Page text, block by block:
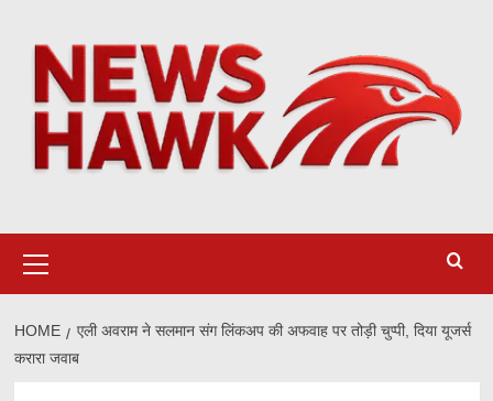
content
Menu
HOME
एली अवराम ने सलमान संग लिंकअप की अफवाह पर तोड़ी चुप्पी, दिया यूजर्स
करारा जवाब